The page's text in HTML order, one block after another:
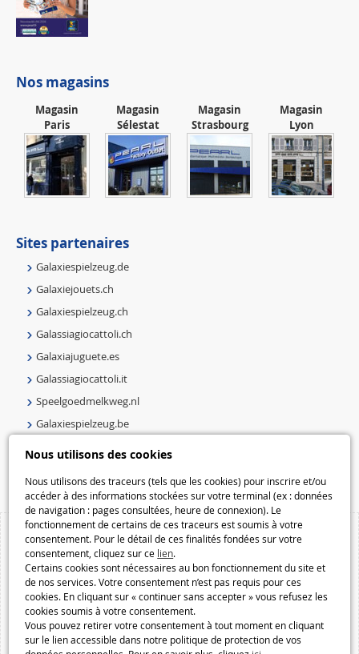
Nous utilisons des cookies
Nous utilisons des traceurs (tels que les cookies) pour inscrire et/ou
accéder à des informations stockées sur votre terminal (ex : données
de navigation : pages consultées, heure de connexion). Le
fonctionnement de certains de ces traceurs est soumis à votre
consentement. Pour le détail de ces finalités fondées sur votre
consentement, cliquez sur ce lien.
Certains cookies sont nécessaires au bon fonctionnement du site et
de nos services. Votre consentement n’est pas requis pour ces
cookies. En cliquant sur « continuer sans accepter » vous refusez les
cookies soumis à votre consentement.
Vous pouvez retirer votre consentement à tout moment en cliquant
sur le lien accessible dans notre politique de protection de vos
Nos magasins
Magasin
Paris
Magasin
Sélestat
Magasin
Strasbourg
Magasin
Lyon
Sites partenaires
Galaxiespielzeug.de
Galaxiejouets.ch
Galaxiespielzeug.ch
Galassiagiocattoli.ch
Galaxiajuguete.es
Galassiagiocattoli.it
Speelgoedmelkweg.nl
Galaxiespielzeug.be